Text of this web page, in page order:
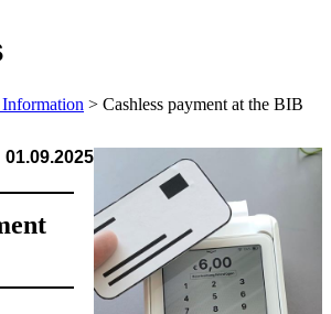
> Cashless payment at the BIB
01.09.2025